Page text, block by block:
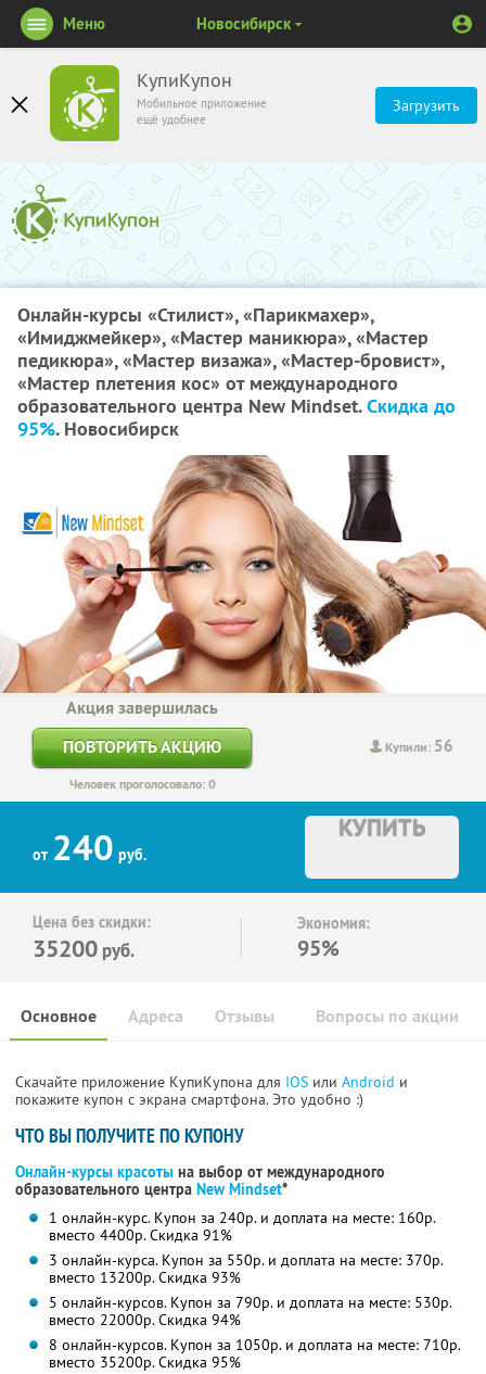
КупиКупон
Мобильное приложение
ещё удобнее
Загрузить
Меню Новосибирск
Онлайн-курсы «Стилист», «Парикмахер»,
«Имиджмейкер», «Мастер маникюра», «Мастер
педикюра», «Мастер визажа», «Мастер-бровист»,
«Мастер плетения кос» от международного
образовательного центра New Mindset.Скидка до
95%. Новосибирск
Купили: 56
Акция завершилась
ПОВТОРИТЬ АКЦИЮ
Человек проголосовало: 0
от 240 руб.
КУПИТЬ
Цена без скидки:
35200 руб.
Экономия:
95%
Основное Отзывы Вопросы по акции
Адреса
Скачайте приложение КупиКупона для IOS или Android и
покажите купон с экрана смартфона. Это удобно :)
ЧТО ВЫ ПОЛУЧИТЕ ПО КУПОНУ
Онлайн-курсы красоты на выбор от международного
образовательного центра New Mindset*
1 онлайн-курс. Купон за 240р. и доплата на месте: 160р.
вместо 4400р.Скидка 91%
3 онлайн-курса. Купон за 550р. и доплата на месте: 370р.
вместо 13200р.Скидка 93%
5 онлайн-курсов. Купон за 790р. и доплата на месте: 530р.
вместо 22000р.Скидка 94%
8 онлайн-курсов. Купон за 1050р. и доплата на месте: 710р.
вместо 35200р.Скидка 95%